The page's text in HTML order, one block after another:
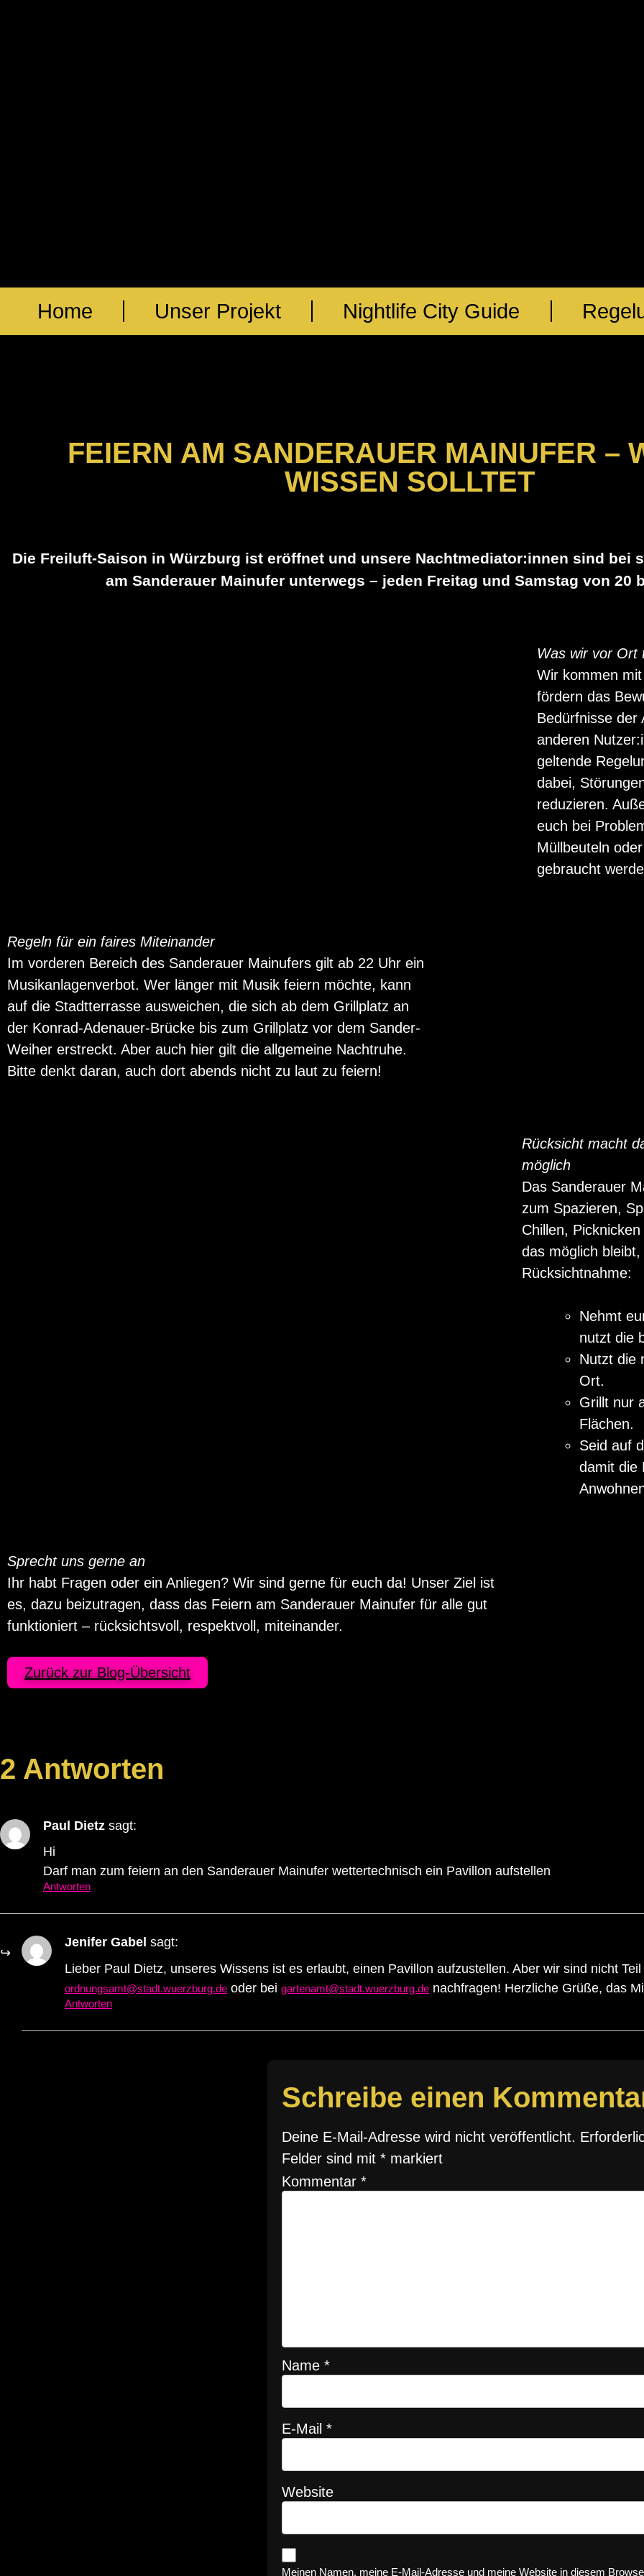
Home Unser Projekt Nightlife City Guide
FEIERN AM SANDERAUER MAINUFER –
WISSEN SOLLTET
Die Freiluft-Saison in Würzburg ist eröffnet und unsere Nachtmediator:innen sind bei
am Sanderauer Mainufer unterwegs – jeden Freitag und Samstag von 20
Was wir vor Ort
Wir kommen
fördern das
Bedürfnisse der
anderen
geltende
dabei,
reduzieren.
euch bei
Müllbeuteln
gebraucht
Regeln für ein faires Miteinander
Im vorderen Bereich des Sanderauer Mainufers gilt ab 22 Uhr ein
Musikanlagenverbot. Wer länger mit Musik feiern möchte, kann
auf die Stadtterrasse ausweichen, die sich ab dem Grillplatz an
der Konrad-Adenauer-Brücke bis zum Grillplatz vor dem Sander-
Weiher erstreckt. Aber auch hier gilt die allgemeine Nachtruhe.
Bitte denkt daran, auch dort abends nicht zu laut zu feiern!
Rücksicht macht
möglich
Das Sanderauer
zum Spazieren,
Chillen,
das möglich
Rücksichtnahme:
Nehmt
nutzt die
Nutzt die
Ort.
Grillt nur
Flächen.
Seid auf
damit die
Sprecht uns gerne an
Ihr habt Fragen oder ein Anliegen? Wir sind gerne für euch da! Unser Ziel ist
es, dazu beizutragen, dass das Feiern am Sanderauer Mainufer für alle gut
funktioniert – rücksichtsvoll, respektvoll, miteinander.
Zurück zur Blog-Übersicht
2 Antworten
Paul Dietz sagt:
Hi
Darf man zum feiern an den Sanderauer Mainufer wettertechnisch ein Pavillon aufstellen
Antworten
Jenifer Gabel sagt:
Lieber Paul Dietz, unseres Wissens ist es erlaubt, einen Pavillon aufzustellen. Aber wir sind nicht
ordnungsamt@stadt.wuerzburg.de oder bei gartenamt@stadt.wuerzburg.de nachfragen! Herzliche Grüße, das
Antworten
Schreibe einen
Deine E-Mail-Adresse wird nicht veröffentlicht.
Felder sind mit * markiert
Kommentar *
Name *
E-Mail *
Website
Meinen Namen, meine E-Mail-Adresse und meine Website in diesem